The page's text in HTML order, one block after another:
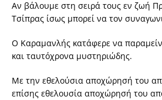
Αν βάλουμε στη σειρά τους εν ζωή
Τσίπρας ίσως μπορεί να τον
Ο Καραμανλής κατάφερε να
και ταυτόχρονα μυστηριώδης.
Με την εθελούσια αποχώρησή του
επίσης εθελουσία αποχώρησή του